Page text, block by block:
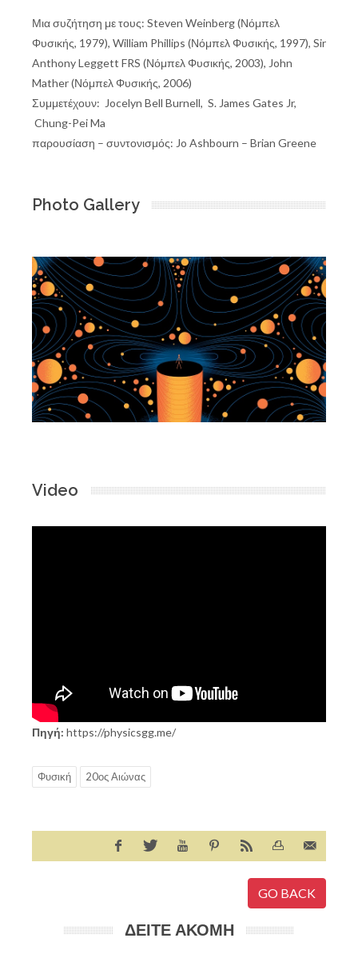
Μια συζήτηση με τους: Steven Weinberg (Νόμπελ
Φυσικής, 1979), William Phillips (Νόμπελ Φυσικής, 1997), Sir
Anthony Leggett FRS (Νόμπελ Φυσικής, 2003), John
Mather (Νόμπελ Φυσικής, 2006)
Συμμετέχουν: Jocelyn Bell Burnell, S. James Gates Jr,
Chung-Pei Ma
παρουσίαση – συντονισμός: Jo Ashbourn – Brian Greene
Photo Gallery
Video
Πηγή: https://physicsgg.me/
Φυσική 20ος Αιώνας
GO BACK
ΔΕΙΤΕ ΑΚΟΜΗ